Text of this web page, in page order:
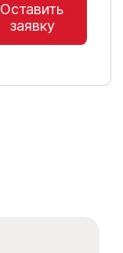
Оставить
заявку